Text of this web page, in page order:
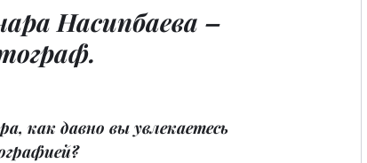
Насипбаева –
как давно вы увлекаетесь